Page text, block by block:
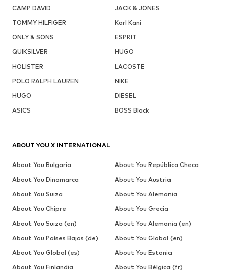
CAMP DAVID
JACK & JONES
TOMMY HILFIGER
Karl Kani
ONLY & SONS
ESPRIT
QUIKSILVER
HUGO
HOLISTER
LACOSTE
POLO RALPH LAUREN
NIKE
HUGO
DIESEL
ASICS
BOSS Black
ABOUT YOU X INTERNATIONAL
About You Bulgaria
About You República Checa
About You Dinamarca
About You Austria
About You Suiza
About You Alemania
About You Chipre
About You Grecia
About You Suiza (en)
About You Alemania (en)
About You Países Bajos (de)
About You Global (en)
About You Global (es)
About You Estonia
About You Finlandia
About You Bélgica (fr)